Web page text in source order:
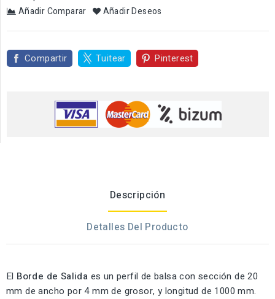
Añadir Comparar Añadir Deseos
Compartir Tuitear Pinterest
Descripción
Detalles Del Producto
El Borde de Salida es un perfil de balsa con sección de 20
mm de ancho por 4 mm de grosor, y longitud de 1000 mm.